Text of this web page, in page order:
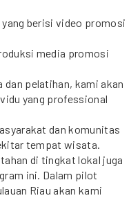
berisi video promosi
media promosi
pelatihan, kami akan
yang professional
dan komunitas
tempat wisata.
di tingkat lokal juga
ini. Dalam pilot
Riau akan kami